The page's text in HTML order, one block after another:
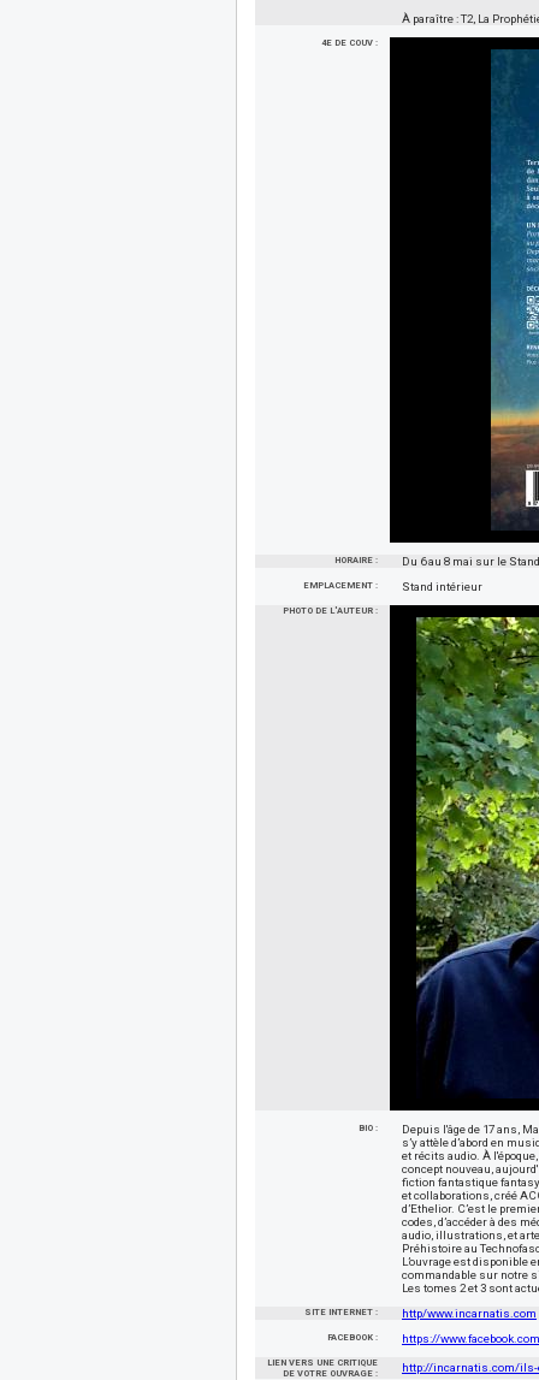
À paraître : T2, La
4E DE COUV :
HORAIRE : Du 6 au 8 mai sur le
EMPLACEMENT : Stand intérieur
PHOTO DE L'AUTEUR :
BIO :
Depuis l'âge de 17 ans,
s’y attèle d’abord en
et récits audio. À
concept nouveau,
fiction fantastique
et collaborations, créé
d’Ethelior. C’est le
codes, d’accéder à des
audio, illustrations, et
Préhistoire au
L’ouvrage est disponible
commandable sur notre
Les tomes 2 et 3 sont
SITE INTERNET : http/www.incarnatis.com
FACEBOOK : https://
LIEN VERS UNE CRITIQUE
DE VOTRE OUVRAGE :
http://incarnatis.com/ils-